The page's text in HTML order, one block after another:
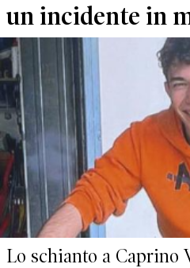
un incidente in
Lo schianto a Caprino